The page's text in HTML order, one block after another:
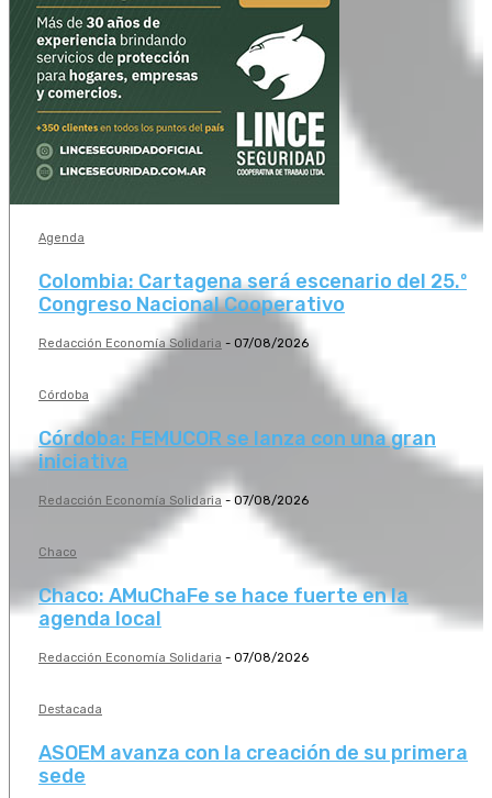
Agenda
Colombia: Cartagena será escenario del 25.º
Congreso Nacional Cooperativo
Redacción Economía Solidaria - 07/08/2026
Córdoba
Córdoba: FEMUCOR se lanza con una gran
iniciativa
Redacción Economía Solidaria - 07/08/2026
Chaco
Chaco: AMuChaFe se hace fuerte en la
agenda local
Redacción Economía Solidaria - 07/08/2026
Destacada
ASOEM avanza con la creación de su primera
sede